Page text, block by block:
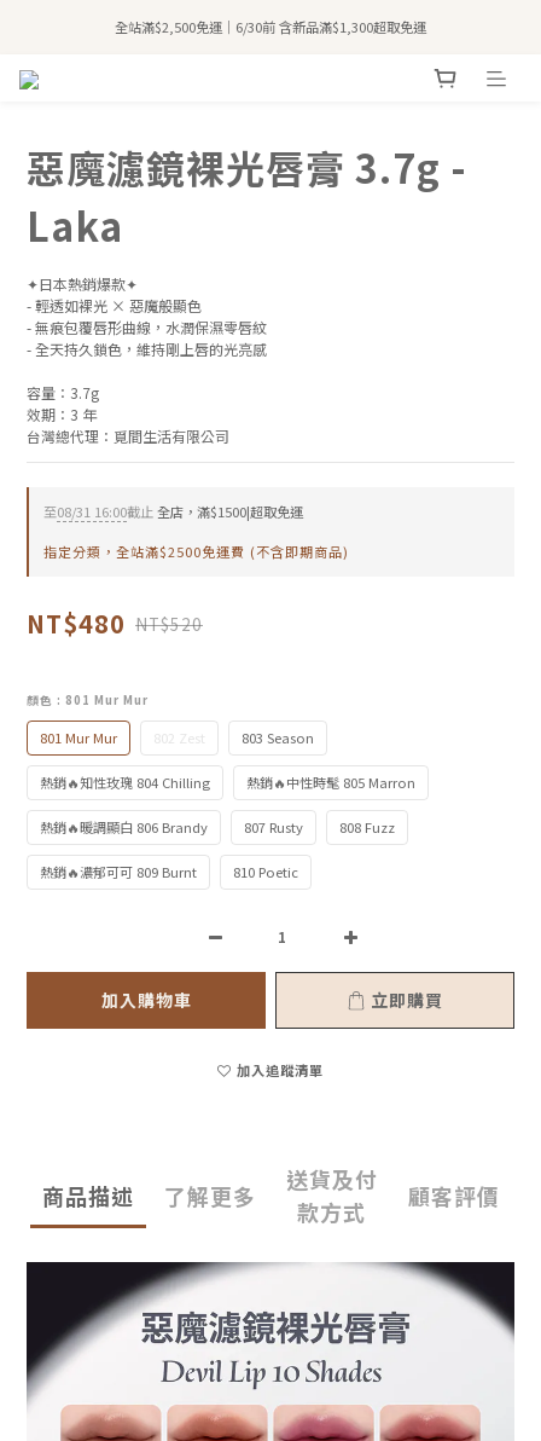
全站滿$2,500免運｜6/30前 含新品滿$1,300超取免運
全站滿$2,500免運｜6/30前 含新品滿$1,300超取免運
全站滿$2,500免運｜6/30前 含新品滿$1,300超取免運
惡魔濾鏡裸光唇膏 3.7g -
Laka
✦日本熱銷爆款✦
- 輕透如裸光 × 惡魔般顯色
- 無痕包覆唇形曲線，水潤保濕零唇紋
- 全天持久鎖色，維持剛上唇的光亮感
容量：3.7g
效期：3 年
台灣總代理：覓間生活有限公司
至08/31 16:00截止全店，滿$1500|超取免運
指定分類，全站滿$2500免運費 (不含即期商品)
NT$480 NT$520
顏色 : 801 Mur Mur
801 Mur Mur 802 Zest 803 Season
熱銷🔥知性玫瑰 804 Chilling 熱銷🔥中性時髦 805 Marron
熱銷🔥暖調顯白 806 Brandy 807 Rusty 808 Fuzz
熱銷🔥濃郁可可 809 Burnt 810 Poetic
加入購物車 立即購買
加入追蹤清單
商品描述 了解更多
送貨及付
款方式
顧客評價